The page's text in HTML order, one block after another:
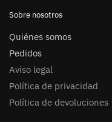
Sobre nosotros
Quiénes somos
Pedidos
Aviso legal
Política de privacidad
Política de devoluciones